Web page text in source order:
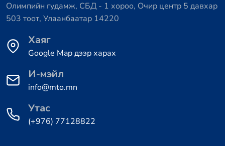
Олимпийн гудамж, СБД - 1 хороо, Очир центр 5 давхар
503 тоот, Улаанбаатар 14220
Хаяг
Google Map дээр харах
И-мэйл
info@mto.mn
Утас
(+976) 77128822